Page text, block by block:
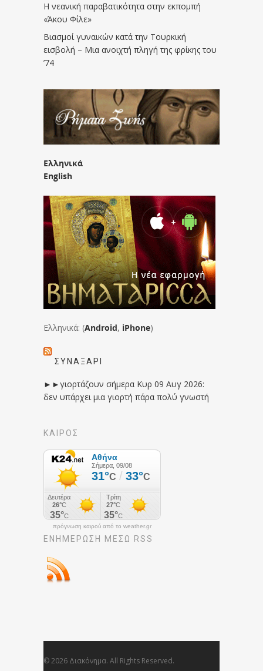
Η νεανική παραβατικότητα στην εκπομπή
«Άκου Φίλε»
Βιασμοί γυναικών κατά την Τουρκική
εισβολή – Μια ανοιχτή πληγή της φρίκης του
’74
Ελληνικά
English
Ελληνικά: (Android, iPhone)
ΣΥΝΑΞΆΡΙ
►►γιορτάζουν σήμερα Κυρ 09 Αυγ 2026:
δεν υπάρχει μια γιορτή πάρα πολύ γνωστή
ΚΑΙΡΟΣ
πρόγνωση καιρού από το weather.gr
ΕΝΗΜΈΡΩΣΉ ΜΕΣΩ RSS
© 2026 Διακόνημα. All Rights Reserved.